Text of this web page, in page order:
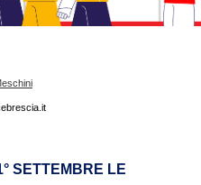
SETTEMBRE LE